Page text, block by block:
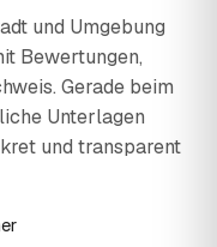
und Umgebung
Bewertungen,
Gerade beim
Unterlagen
und transparent